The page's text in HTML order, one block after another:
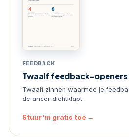
FEEDBACK
Twaalf feedback-openers
Twaalf zinnen waarmee je
de ander dichtklapt.
Stuur 'm gratis toe →